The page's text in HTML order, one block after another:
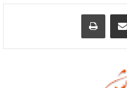
آخرين كلما اقتضت
يضمن مواكبة
الملف.
تأتي انسجاماً
مشاركة عبر البريد طباعة